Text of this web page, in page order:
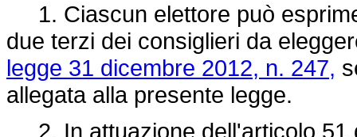
1. Ciascun elettore può
due terzi dei consiglieri da
legge 31 dicembre 2012, n. 247,
allegata alla presente legge.
2. In attuazione dell'articolo 51